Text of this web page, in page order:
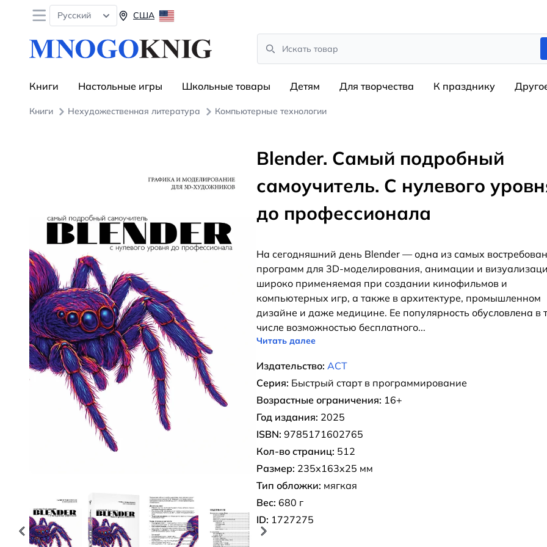
Open menu
Русский США
Search
Книги Настольные игры Школьные товары Детям Для творчества К празднику
Книги Нехудожественная литература Компьютерные технологии
Blender. Самый подробный
самоучитель. С нулевого
до профессионала
На сегодняшний день Blender — одна из самых
программ для 3D-моделирования, анимации и
широко применяемая при создании кинофильмов и
компьютерных игр, а также в архитектуре, промышленном
дизайне и даже медицине. Ее популярность обусловлена в
числе возможностью бесплатного...
Читать далее
Издательство: АСТ
Серия: Быстрый старт в программирование
Возрастные ограничения: 16+
Год издания: 2025
ISBN: 9785171602765
Кол-во страниц: 512
Размер: 235х163х25 мм
Тип обложки: мягкая
Вес: 680 г
ID: 1727275